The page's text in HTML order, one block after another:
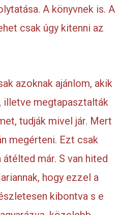
A könyvnek is. A
csak úgy kitenni az
azoknak ajánlom, akik
illetve megtapasztalták
tudják mivel jár. Mert
megérteni. Ezt csak
már. S van hited
hogy ezzel a
kibontva s e